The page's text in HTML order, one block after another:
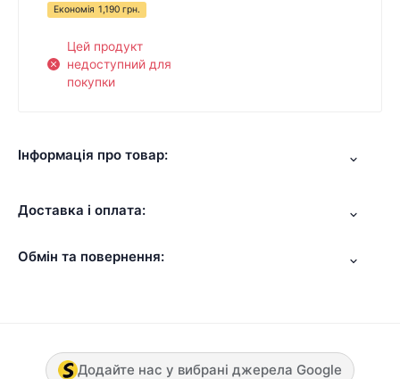
Економія 1,190 грн.
Цей продукт
недоступний для
покупки
Інформація про товар:
Доставка і оплата:
Обмін та повернення:
Додайте нас у вибрані джерела Google